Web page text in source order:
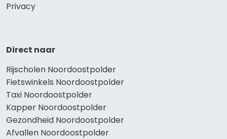
Privacy
Direct naar
Rijscholen Noordoostpolder
Fietswinkels Noordoostpolder
Taxi Noordoostpolder
Kapper Noordoostpolder
Gezondheid Noordoostpolder
Afvallen Noordoostpolder